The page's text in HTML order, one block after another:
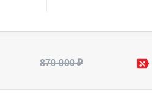
879 900 ₽